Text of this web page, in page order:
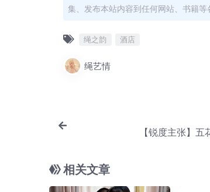
集、发布本站内容到任何网站、书籍
绳之韵 酒店
绳艺情
【锐度主张】
相关文章